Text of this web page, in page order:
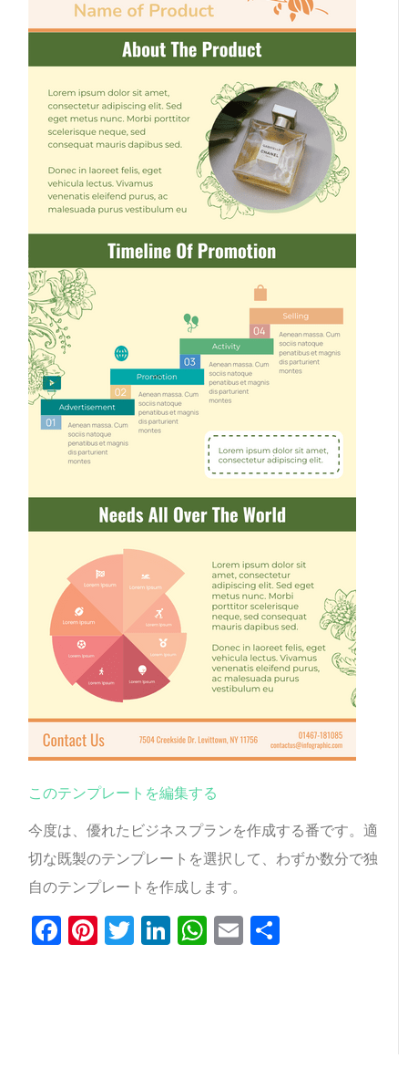
このテンプレートを編集する
今度は、優れたビジネスプランを作成する番です。適
切な既製のテンプレートを選択して、わずか数分で独
自のテンプレートを作成します。
Facebook
Pinterest
Twitter
LinkedIn
WhatsApp
Email